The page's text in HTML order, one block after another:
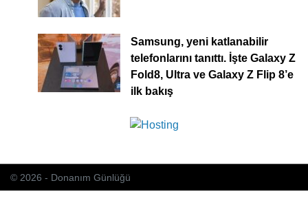
Samsung, yeni katlanabilir
telefonlarını tanıttı. İşte Galaxy Z
Fold8, Ultra ve Galaxy Z Flip 8’e
ilk bakış
© 2026 - Donanım Günlüğü